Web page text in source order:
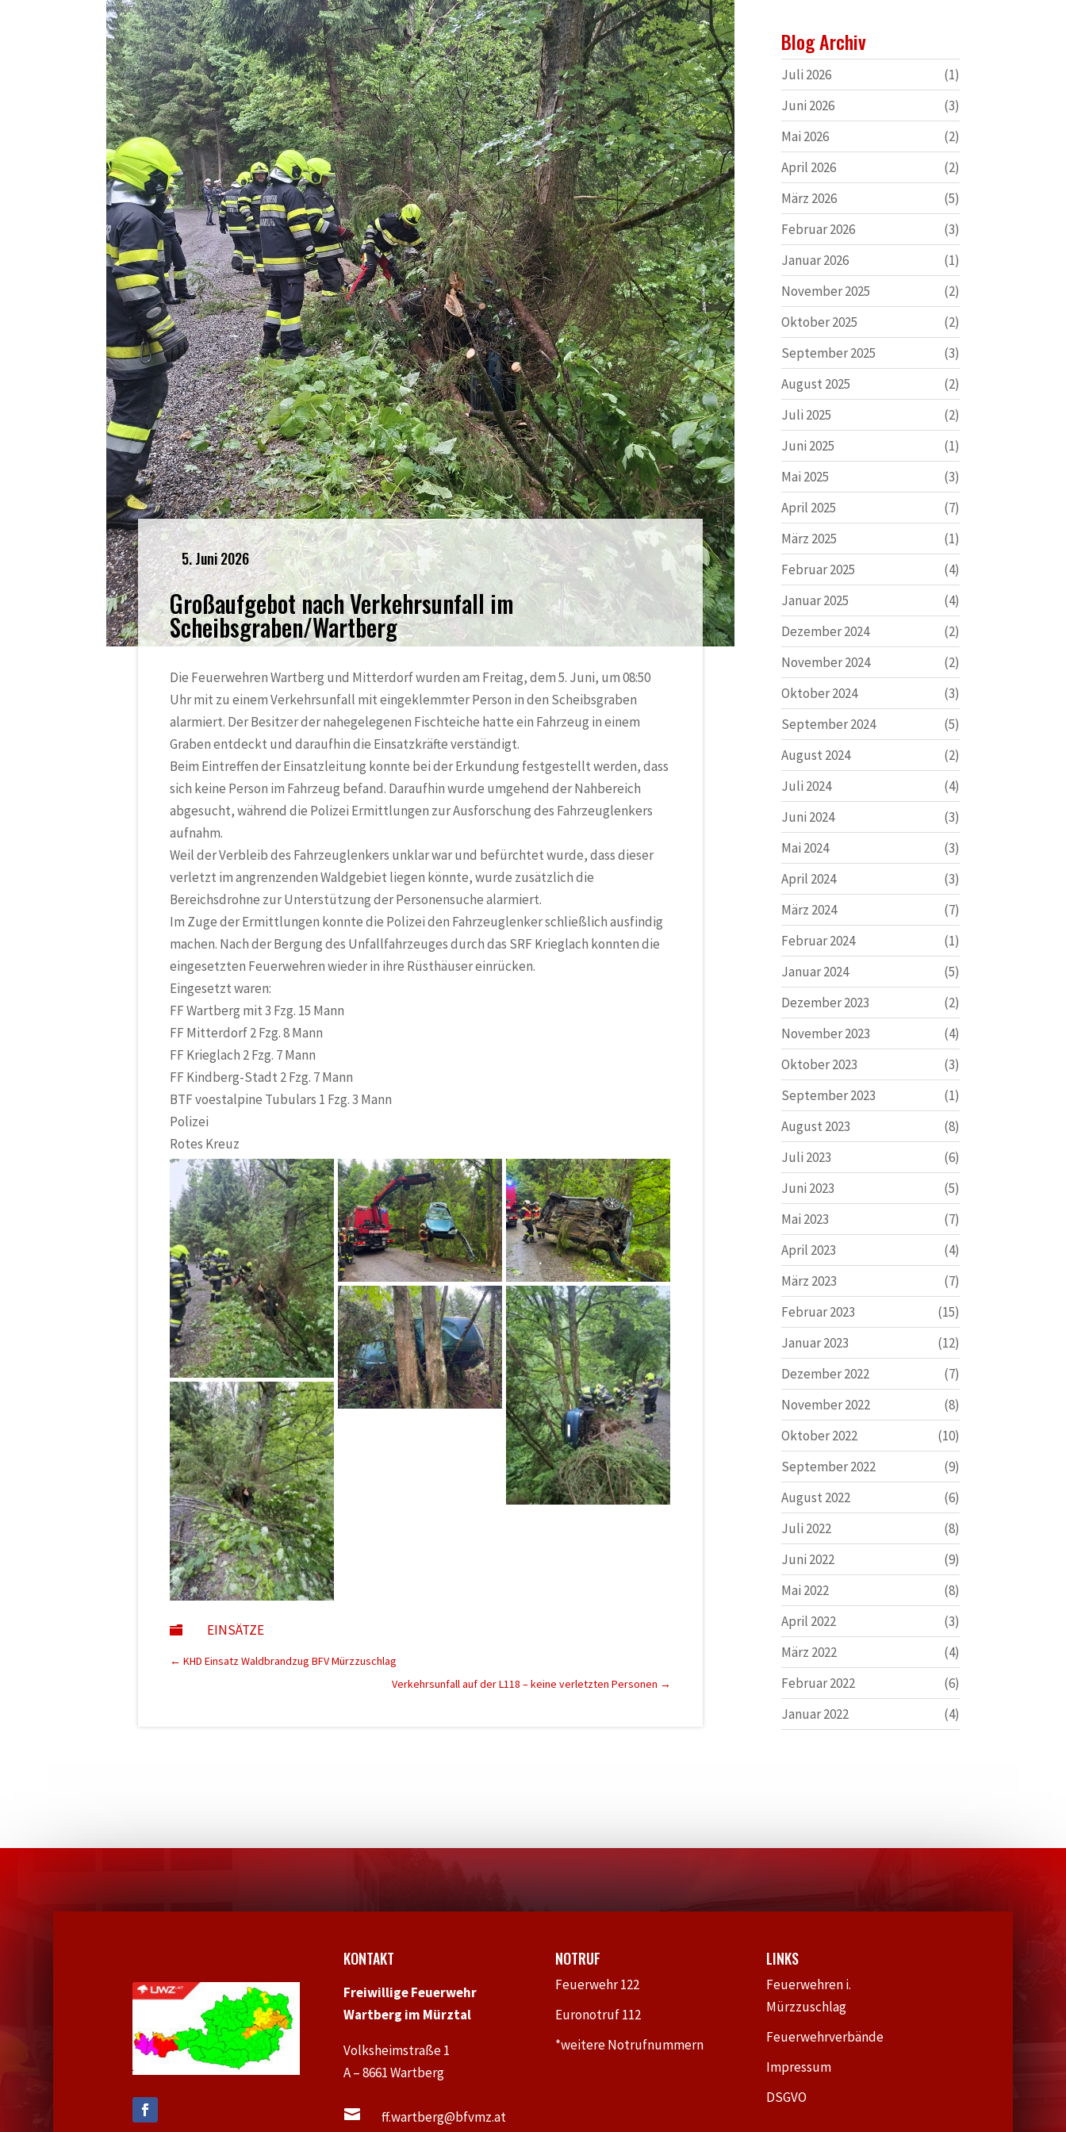
5. Juni 2026
Großaufgebot nach Verkehrsunfall im
Scheibsgraben/Wartberg
Die Feuerwehren Wartberg und Mitterdorf wurden am Freitag, dem 5. Juni, um 08:50
Uhr mit zu einem Verkehrsunfall mit eingeklemmter Person in den Scheibsgraben
alarmiert. Der Besitzer der nahegelegenen Fischteiche hatte ein Fahrzeug in einem
Graben entdeckt und daraufhin die Einsatzkräfte verständigt.
Beim Eintreffen der Einsatzleitung konnte bei der Erkundung festgestellt werden, dass
sich keine Person im Fahrzeug befand. Daraufhin wurde umgehend der Nahbereich
abgesucht, während die Polizei Ermittlungen zur Ausforschung des Fahrzeuglenkers
aufnahm.
Weil der Verbleib des Fahrzeuglenkers unklar war und befürchtet wurde, dass dieser
verletzt im angrenzenden Waldgebiet liegen könnte, wurde zusätzlich die
Bereichsdrohne zur Unterstützung der Personensuche alarmiert.
Im Zuge der Ermittlungen konnte die Polizei den Fahrzeuglenker schließlich ausfindig
machen. Nach der Bergung des Unfallfahrzeuges durch das SRF Krieglach konnten die
eingesetzten Feuerwehren wieder in ihre Rüsthäuser einrücken.
Eingesetzt waren:
FF Wartberg mit 3 Fzg. 15 Mann
FF Mitterdorf2 Fzg. 8 Mann
FF Krieglach 2 Fzg. 7 Mann
FF Kindberg-Stadt 2 Fzg. 7 Mann
BTF voestalpine Tubulars 1 Fzg. 3 Mann
Polizei
Rotes Kreuz
 EINSÄTZE
← KHD Einsatz Waldbrandzug BFV Mürzzuschlag
Verkehrsunfall auf der L118 – keine verletzten Personen →
Blog Archiv
Juli 2026
(1)
Juni 2026
(3)
Mai 2026
(2)
April 2026
(2)
März 2026
(5)
Februar 2026
(3)
Januar 2026
(1)
November 2025
(2)
Oktober 2025
(2)
September 2025
(3)
August 2025
(2)
Juli 2025
(2)
Juni 2025
(1)
Mai 2025
(3)
April 2025
(7)
März 2025
(1)
Februar 2025
(4)
Januar 2025
(4)
Dezember 2024
(2)
November 2024
(2)
Oktober 2024
(3)
September 2024
(5)
August 2024
(2)
Juli 2024
(4)
Juni 2024
(3)
Mai 2024
(3)
April 2024
(3)
März 2024
(7)
Februar 2024
(1)
Januar 2024
(5)
Dezember 2023
(2)
November 2023
(4)
Oktober 2023
(3)
September 2023
(1)
August 2023
(8)
Juli 2023
(6)
Juni 2023
(5)
Mai 2023
(7)
April 2023
(4)
März 2023
(7)
Februar 2023
(15)
Januar 2023
(12)
Dezember 2022
(7)
November 2022
(8)
Oktober 2022
(10)
September 2022
(9)
August 2022
(6)
Juli 2022
(8)
Juni 2022
(9)
Mai 2022
(8)
April 2022
(3)
März 2022
(4)
Februar 2022
(6)
Januar 2022
(4)
KONTAKT
Freiwillige Feuerwehr
Wartberg im Mürztal
Volksheimstraße 1
A – 8661 Wartberg
 ff.wartberg@bfvmz.at
NOTRUF
Feuerwehr 122
Euronotruf 112
*weitere Notrufnummern
LINKS
Feuerwehren i.
Mürzzuschlag
Feuerwehrverbände
Impressum
DSGVO